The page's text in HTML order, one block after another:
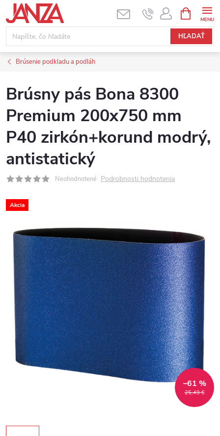
Prejsť na obsah
HĽADAŤ
Brúsenie podkladu a podláh
Brúsny pás Bona 8300
Premium 200x750 mm
P40 zirkón+korund modrý,
antistatický
Neohodnotené Podrobnosti hodnotenia
Akcia
25,49 €
–61 %